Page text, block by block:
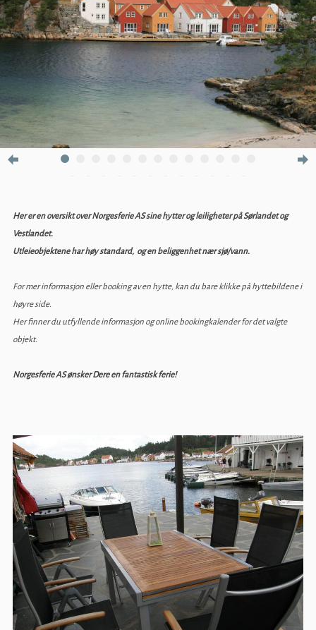
Her er en oversikt over Norgesferie AS sine hytter og leiligheter på Sørlandet og
Vestlandet.
Utleieobjektene har høy standard, og en beliggenhet nær sjø/vann.
For mer informasjon eller booking av en hytte, kan du bare klikke på hyttebildene i
høyre side.
Her finner du utfyllende informasjon og online bookingkalender for det valgte
objekt.
Norgesferie AS ønsker Dere en fantastisk ferie!